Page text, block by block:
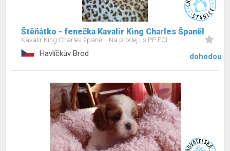
Štěňátko - fenečka Kavalír King Charles Španěl
Kavalír King Charles španěl Na prodej s PP FCI
Havlíčkův Brod dohodou